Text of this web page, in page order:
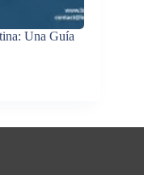
Una Guía